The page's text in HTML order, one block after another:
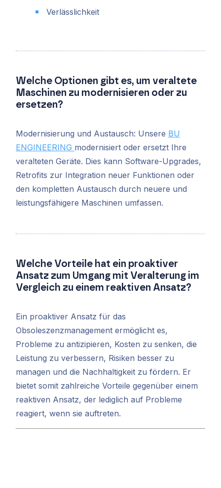
Verlässlichkeit
Welche Optionen gibt es, um veraltete
Maschinen zu modernisieren oder zu
ersetzen?
Modernisierung und Austausch: Unsere BU
ENGINEERING modernisiert oder ersetzt Ihre
veralteten Geräte. Dies kann Software-Upgrades,
Retrofits zur Integration neuer Funktionen oder
den kompletten Austausch durch neuere und
leistungsfähigere Maschinen umfassen.
Welche Vorteile hat ein proaktiver
Ansatz zum Umgang mit Veralterung im
Vergleich zu einem reaktiven Ansatz?
Ein proaktiver Ansatz für das
Obsoleszenzmanagement ermöglicht es,
Probleme zu antizipieren, Kosten zu senken, die
Leistung zu verbessern, Risiken besser zu
managen und die Nachhaltigkeit zu fördern. Er
bietet somit zahlreiche Vorteile gegenüber einem
reaktiven Ansatz, der lediglich auf Probleme
reagiert, wenn sie auftreten.